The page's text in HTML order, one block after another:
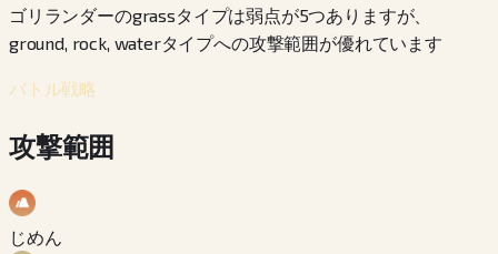
ゴリランダーのgrassタイプは弱点が5つありますが、
ground, rock, waterタイプへの攻撃範囲が優れています
バトル戦略
攻撃範囲
じめん